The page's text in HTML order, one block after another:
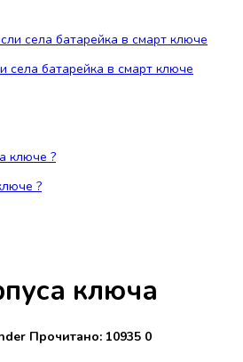
села батарейка в смарт ключе
?
ключа
Прочитано: 10935 0